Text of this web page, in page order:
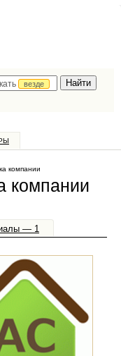
везде
компании
компании
— 1